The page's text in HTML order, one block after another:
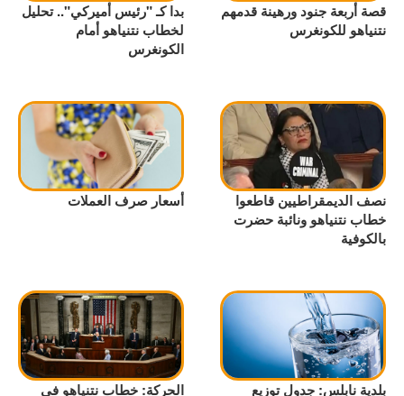
قصة أربعة جنود ورهينة قدمهم
نتنياهو للكونغرس
بدا كـ "رئيس أميركي".. تحليل
لخطاب نتنياهو أمام
الكونغرس
نصف الديمقراطيين قاطعوا
خطاب نتنياهو ونائبة حضرت
بالكوفية
أسعار صرف العملات
بلدية نابلس: جدول توزيع
الحركة: خطاب نتنياهو في